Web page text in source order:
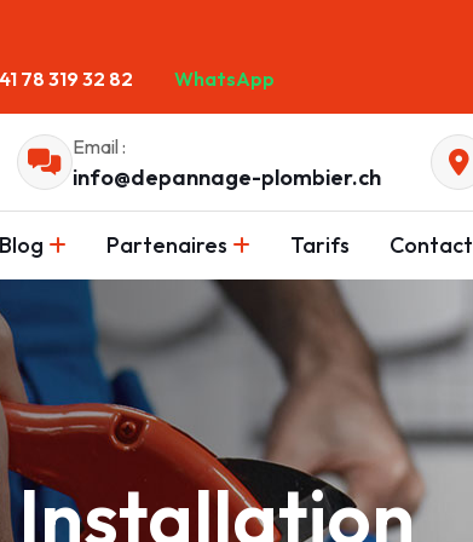
78 319 32 82 WhatsApp
Email :
info@depannage-plombier.ch
Blog Partenaires Tarifs Contact
Installation